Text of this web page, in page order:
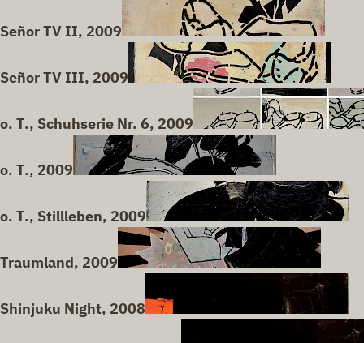
Señor TV II, 2009
Señor TV III, 2009
o. T., Schuhserie Nr. 6, 2009
o. T., 2009
o. T., Stillleben, 2009
Traumland, 2009
Shinjuku Night, 2008